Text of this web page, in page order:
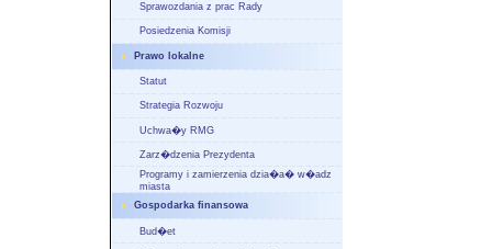
Sprawozdania z prac Rady
Posiedzenia Komisji
Prawo lokalne
Statut
Strategia Rozwoju
Uchwa�y RMG
Zarz�dzenia Prezydenta
Programy i zamierzenia dzia�a� w�adz
miasta
Gospodarka finansowa
Bud�et